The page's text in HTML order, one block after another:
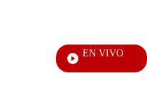
Entrada
de
EN VIVO